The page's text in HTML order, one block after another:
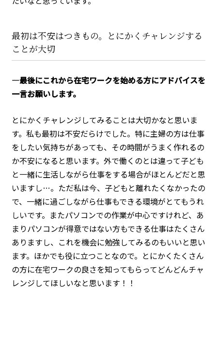
最初は不安はつきもの。とにかくチャレンジする
ことが大切
―最後にこれから在宅ワークを始める方にアドバイスを
一言お願いします。
とにかくチャレンジしてみることは大切かなと思いま
す。私も最初は不安だらけでした。特に主婦の方は仕事
をしたい気持ちがあっても、その時間がうまく作れるの
か不安になると思います。外で働くのとは違って子ども
と一緒に生活しながら仕事をする場合がほとんどだと思
いますし…。ただ私は今、子どもと離れたくなかったの
で、一緒に過ごしながら仕事もできる環境がとてもうれ
しいです。またパソコンでの作業が中心ですけれど、あ
まりパソコンが得意ではない方もできる仕事はたくさん
ありますし、これを機会に勉強してみるのもいいと思い
ます。ほかでも役に立つことなので。とにかくたくさん
の方に在宅ワークの良さを知ってもらってどんどんチャ
レンジしてほしいなと思います！！